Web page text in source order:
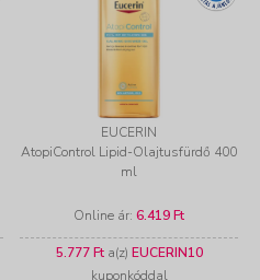
EUCERIN
AtopiControl Lipid-Olajtusfürdő 400
ml
Online ár: 6.419 Ft
5.777 Fta(z) EUCERIN10
kuponkóddal